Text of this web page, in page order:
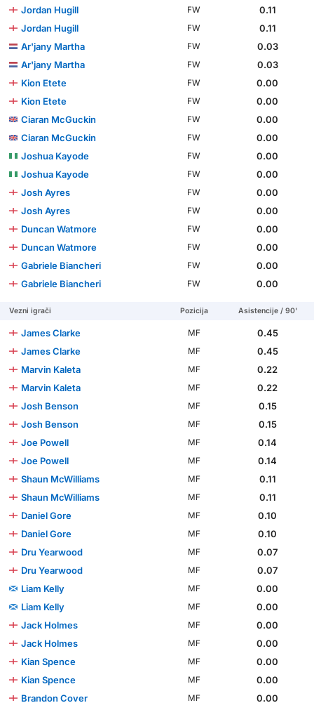
Jordan Hugill FW
0.11
Jordan Hugill
FW
0.11
Ar'jany Martha
FW
0.03
Ar'jany Martha
FW
0.03
Kion Etete
FW
0.00
Kion Etete
FW
0.00
Ciaran McGuckin
FW
0.00
Ciaran McGuckin
FW
0.00
Joshua Kayode
FW
0.00
Joshua Kayode
FW
0.00
Josh Ayres
FW
0.00
Josh Ayres
FW
0.00
Duncan Watmore
FW
0.00
Duncan Watmore
FW
0.00
Gabriele Biancheri
FW
0.00
Gabriele Biancheri
FW 0.00
Vezni igrači Pozicija Asistencije / 90'
James Clarke MF
0.45
James Clarke
MF
0.45
Marvin Kaleta
MF
0.22
Marvin Kaleta
MF
0.22
Josh Benson
MF
0.15
Josh Benson
MF
0.15
Joe Powell
MF
0.14
Joe Powell
MF
0.14
Shaun McWilliams
MF
0.11
Shaun McWilliams
MF
0.11
Daniel Gore
MF
0.10
Daniel Gore
MF
0.10
Dru Yearwood
MF
0.07
Dru Yearwood
MF
0.07
Liam Kelly
MF
0.00
Liam Kelly
MF
0.00
Jack Holmes
MF
0.00
Jack Holmes
MF
0.00
Kian Spence
MF
0.00
Kian Spence
MF
0.00
Brandon Cover
MF
0.00